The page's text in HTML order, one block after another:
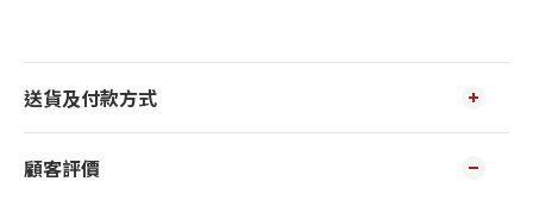
送貨及付款方式
顧客評價